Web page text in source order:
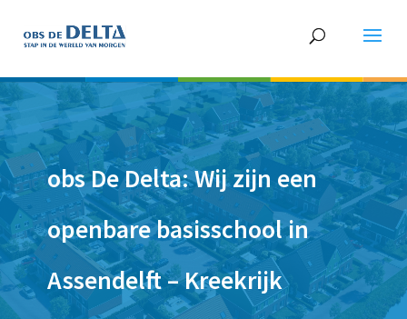
obs De Delta: Wij zijn een
openbare basisschool in
Assendelft – Kreekrijk